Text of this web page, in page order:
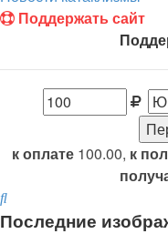
Поддержать сайт
к оплате100.00, к
Поиск
Последние